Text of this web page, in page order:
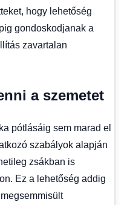
hogy lehetőség
gondoskodjanak a
zavartalan
a szemetet
pótlásáig sem marad el
szabályok alapján
zsákban is
Ez a lehetőség addig